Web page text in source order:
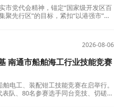
市党代会精神，锚定“国家级开发区百
先行区”的目标，紧扣“以港强市”战
2026-08-06
南通市船舶海工行业技能竞赛
电工、装配钳工技能竞赛在启举行。
队、80名参赛选手同台竞技、切磋技